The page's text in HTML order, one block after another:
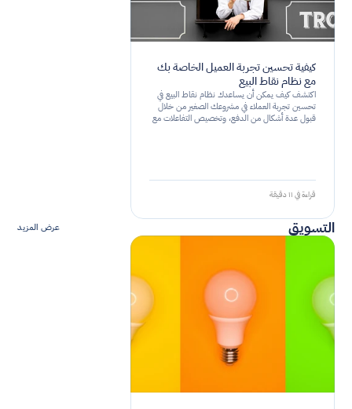
كيفية تحسين تجربة العميل الخاصة بك
مع نظام نقاط البيع
اكتشف كيف يمكن أن يساعدك نظام نقاط البيع في
تحسين تجربة العملاء في مشروعك الصغير من خلال
قبول عدة أشكال من الدفع، وتخصيص التفاعلات مع
قراءة في ١١ دقيقة
التسويق عرض المزيد